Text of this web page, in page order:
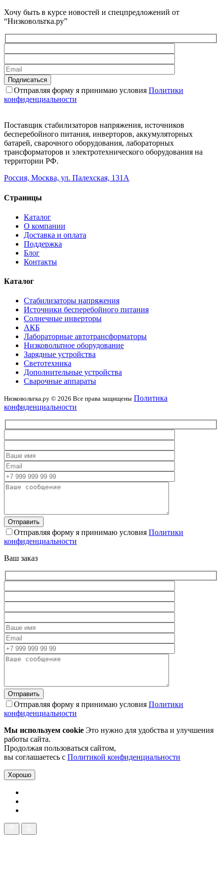
Хочу быть в курсе новостей и спецпредложений от
“Низковольтка.ру”
Отправляя форму я принимаю условия Политики
конфиденциальности
Поставщик стабилизаторов напряжения, источников
бесперебойного питания, инверторов, аккумуляторных
батарей, сварочного оборудования, лабораторных
трансформаторов и электротехнического оборудования на
территории РФ.
Россия, Москва, ул. Палехская, 131А
Страницы
Каталог
О компании
Доставка и оплата
Поддержка
Блог
Контакты
Каталог
Стабилизаторы напряжения
Источники бесперебойного питания
Солнечные инверторы
АКБ
Лабораторные автотрансформаторы
Низковольтное оборудование
Зарядные устройства
Светотехника
Дополнительные устройства
Сварочные аппараты
Низковольтка.ру © 2026 Все права защищены Политика
конфиденциальности
Отправляя форму я принимаю условия Политики
конфиденциальности
Ваш заказ
Отправляя форму я принимаю условия Политики
конфиденциальности
Мы используем cookie Это нужно для удобства и улучшения
работы сайта.
Продолжая пользоваться сайтом,
вы соглашаетесь с Политикой конфиденциальности
Хорошо